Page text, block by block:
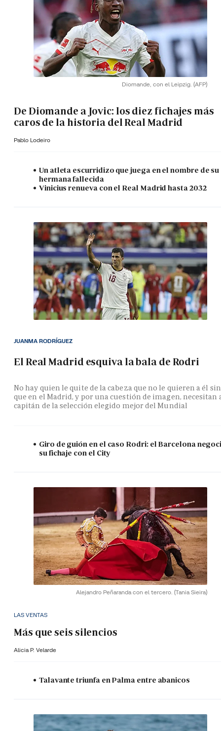
Diomande, con el Leipzig. (AFP)
De Diomande a Jovic: los diez fichajes más
caros de la historia del Real Madrid
Pablo Lodeiro
Un atleta escurridizo que juega en el nombre de su
hermana fallecida
Vinicius renueva con el Real Madrid hasta 2032
El Real Madrid esquiva la bala de Rodri
No hay quien le quite de la cabeza que no le quieren a él
que en el Madrid, y por una cuestión de imagen, necesitan
capitán de la selección elegido mejor del Mundial
JUANMA RODRÍGUEZ
Giro de guión en el caso Rodri: el Barcelona
su fichaje con el City
Alejandro Peñaranda con el tercero. (Tania Sieira)
LAS VENTAS
Más que seis silencios
Alicia P. Velarde
Talavante triunfa en Palma entre abanicos